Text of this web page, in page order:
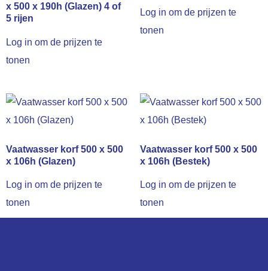
x 500 x 190h (Glazen) 4 of
5 rijen
Log in om de prijzen te
tonen
Log in om de prijzen te
tonen
Vaatwasser korf 500 x 500
x 106h (Glazen)
Log in om de prijzen te
tonen
Vaatwasser korf 500 x 500
x 106h (Bestek)
Log in om de prijzen te
tonen